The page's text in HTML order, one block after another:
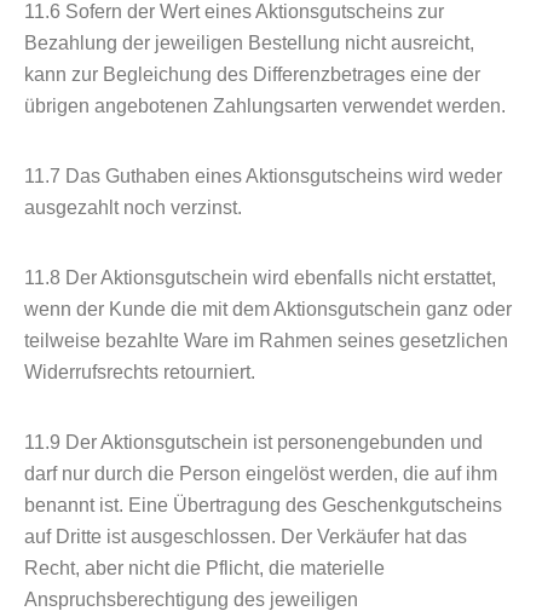
11.6 Sofern der Wert eines Aktionsgutscheins zur
Bezahlung der jeweiligen Bestellung nicht ausreicht,
kann zur Begleichung des Differenzbetrages eine der
übrigen angebotenen Zahlungsarten verwendet werden.
11.7 Das Guthaben eines Aktionsgutscheins wird weder
ausgezahlt noch verzinst.
11.8 Der Aktionsgutschein wird ebenfalls nicht erstattet,
wenn der Kunde die mit dem Aktionsgutschein ganz oder
teilweise bezahlte Ware im Rahmen seines gesetzlichen
Widerrufsrechts retourniert.
11.9 Der Aktionsgutschein ist personengebunden und
darf nur durch die Person eingelöst werden, die auf ihm
benannt ist. Eine Übertragung des Geschenkgutscheins
auf Dritte ist ausgeschlossen. Der Verkäufer hat das
Recht, aber nicht die Pflicht, die materielle
Anspruchsberechtigung des jeweiligen